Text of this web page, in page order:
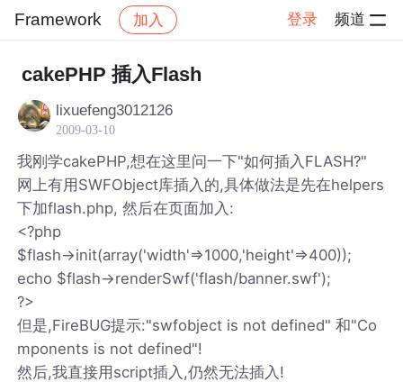
Framework 加入 登录 频道
社区 Framework 帖子详情
cakePHP 插入Flash
lixuefeng3012126
2009-03-10
我刚学cakePHP,想在这里问一下"如何插入FLASH?"
网上有用SWFObject库插入的,具体做法是先在helpers
下加flash.php, 然后在页面加入:
<?php
$flash->init(array('width'=>1000,'height'=>400));
echo $flash->renderSwf('flash/banner.swf');
?>
但是,FireBUG提示:"swfobject is not defined" 和"Co
mponents is not defined"!
然后,我直接用script插入,仍然无法插入!